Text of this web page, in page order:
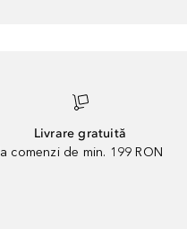
Livrare gratuită
la comenzi de min. 199 RON